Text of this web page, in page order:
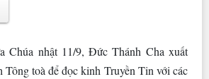
Chúa nhật 11/9, Đức Thánh Cha xuất
Tông toà để đọc kinh Truyền Tin với các